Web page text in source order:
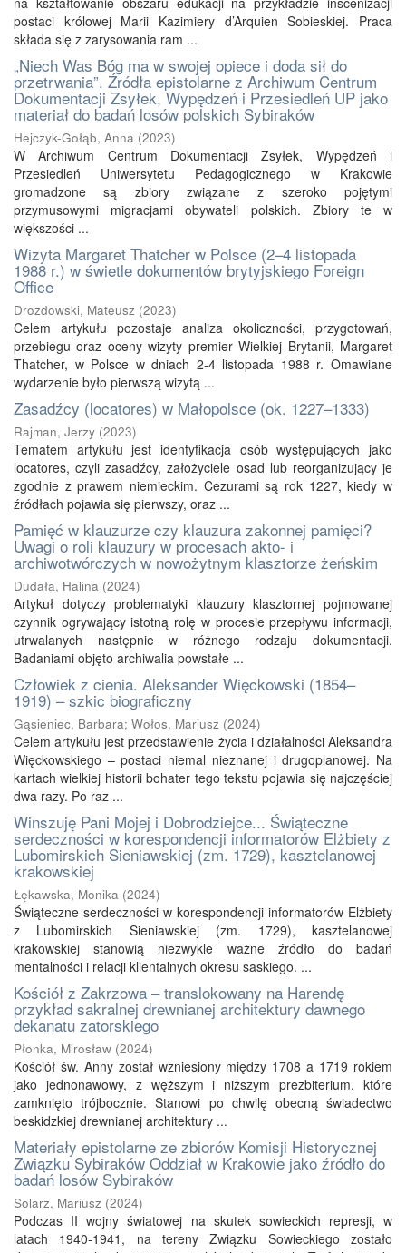
postaci królowej Marii Kazimiery d’Arquien Sobieskiej. Praca
składa się z zarysowania ram ...
„Niech Was Bóg ma w swojej opiece i doda sił do
przetrwania”. Źródła epistolarne z Archiwum Centrum
Dokumentacji Zsyłek, Wypędzeń i Przesiedleń UP jako
materiał do badań losów polskich Sybiraków
Hejczyk-Gołąb, Anna (2023)
W Archiwum Centrum Dokumentacji Zsyłek, Wypędzeń i
Przesiedleń Uniwersytetu Pedagogicznego w Krakowie
gromadzone są zbiory związane z szeroko pojętymi
przymusowymi migracjami obywateli polskich. Zbiory te w
większości ...
Wizyta Margaret Thatcher w Polsce (2–4 listopada
1988 r.) w świetle dokumentów brytyjskiego Foreign
Office
Drozdowski, Mateusz (2023)
Celem artykułu pozostaje analiza okoliczności, przygotowań,
przebiegu oraz oceny wizyty premier Wielkiej Brytanii, Margaret
Thatcher, w Polsce w dniach 2-4 listopada 1988 r. Omawiane
wydarzenie było pierwszą wizytą ...
Zasadźcy (locatores) w Małopolsce (ok. 1227–1333)
Rajman, Jerzy (2023)
Tematem artykułu jest identyfikacja osób występujących jako
locatores, czyli zasadźcy, założyciele osad lub reorganizujący je
zgodnie z prawem niemieckim. Cezurami są rok 1227, kiedy w
źródłach pojawia się pierwszy, oraz ...
Pamięć w klauzurze czy klauzura zakonnej pamięci?
Uwagi o roli klauzury w procesach akto- i
archiwotwórczych w nowożytnym klasztorze żeńskim
Dudała, Halina (2024)
Artykuł dotyczy problematyki klauzury klasztornej pojmowanej
czynnik ogrywający istotną rolę w procesie przepływu informacji,
utrwalanych następnie w różnego rodzaju dokumentacji.
Badaniami objęto archiwalia powstałe ...
Człowiek z cienia. Aleksander Więckowski (1854–
1919) – szkic biograficzny
Gąsieniec, Barbara; Wołos, Mariusz (2024)
Celem artykułu jest przedstawienie życia i działalności Aleksandra
Więckowskiego – postaci niemal nieznanej i drugoplanowej. Na
kartach wielkiej historii bohater tego tekstu pojawia się najczęściej
dwa razy. Po raz ...
Winszuję Pani Mojej i Dobrodziejce... Świąteczne
serdeczności w korespondencji informatorów Elżbiety z
Lubomirskich Sieniawskiej (zm. 1729), kasztelanowej
krakowskiej
Łękawska, Monika (2024)
Świąteczne serdeczności w korespondencji informatorów Elżbiety
z Lubomirskich Sieniawskiej (zm. 1729), kasztelanowej
krakowskiej stanowią niezwykle ważne źródło do badań
mentalności i relacji klientalnych okresu saskiego. ...
Kościół z Zakrzowa – translokowany na Harendę
przykład sakralnej drewnianej architektury dawnego
dekanatu zatorskiego
Płonka, Mirosław (2024)
Kościół św. Anny został wzniesiony między 1708 a 1719 rokiem
jako jednonawowy, z węższym i niższym prezbiterium, które
zamknięto trójbocznie. Stanowi po chwilę obecną świadectwo
beskidzkiej drewnianej architektury ...
Materiały epistolarne ze zbiorów Komisji Historycznej
Związku Sybiraków Oddział w Krakowie jako źródło do
badań losów Sybiraków
Solarz, Mariusz (2024)
Podczas II wojny światowej na skutek sowieckich represji, w
latach 1940-1941, na tereny Związku Sowieckiego zostało